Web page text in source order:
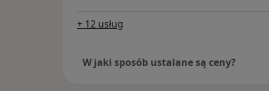
+ 12 usług
W jaki sposób ustalane są ceny?